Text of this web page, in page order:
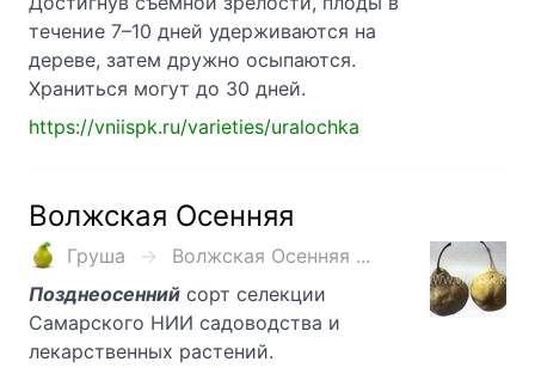
течение 7–10 дней удерживаются на
дереве, затем дружно осыпаются.
Храниться могут до 30 дней.
https://vniispk.ru/varieties/uralochka
Волжская Осенняя
Груша
Волжская Осенняя ...
Позднеосенний сорт селекции
Самарского НИИ садоводства и
лекарственных растений.